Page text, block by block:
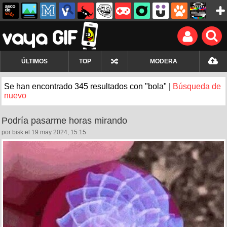
ÚLTIMOS TOP MODERA
Se han encontrado 345 resultados con "bola" |
Búsqueda de
nuevo
Podría pasarme horas mirando
por bisk el 19 may 2024, 15:15